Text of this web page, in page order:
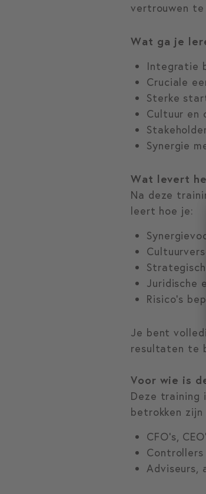
vertrouwen te
Wat ga je
Integratie
Cruciale
Sterke
Cultuur en
Synergie
Wat levert
Na deze
leert hoe je:
Juridische
Risico’s
Je bent
resultaten te
Voor wie is
Deze training
betrokken zijn
CFO’s,
Controllers
Adviseurs,